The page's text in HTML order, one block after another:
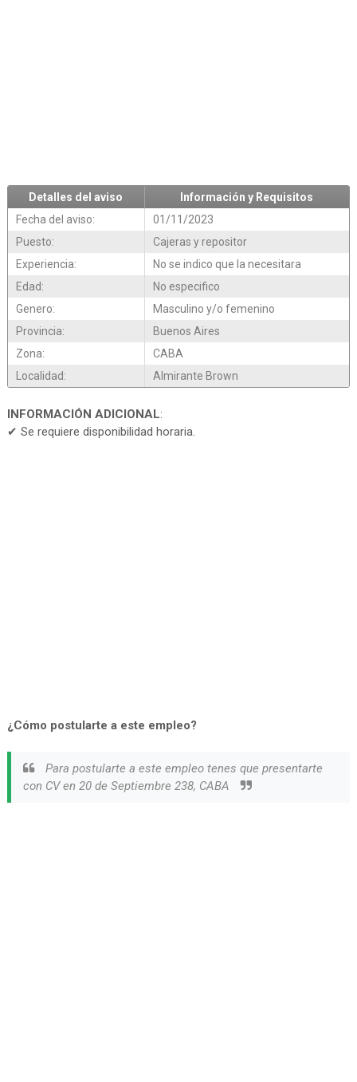
Detalles del aviso
Información y Requisitos
Fecha del aviso:
01/11/2023
Puesto:
Cajeras y repositor
Experiencia:
No se indico que la necesitara
Edad:
No especifico
Genero:
Masculino y/o femenino
Provincia:
Buenos Aires
Zona:
CABA
Localidad:
Almirante Brown
INFORMACIÓN ADICIONAL:
✔ Se requiere disponibilidad horaria.
¿Cómo postularte a este empleo?
Para postularte a este empleo tenes que presentarte
con CV en 20 de Septiembre 238, CABA